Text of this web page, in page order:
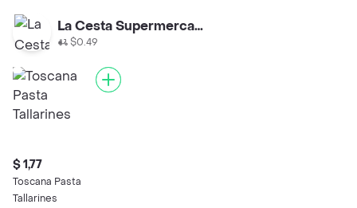
La Cesta Supermercado
$0.49
$ 1,77
Toscana Pasta
Tallarines